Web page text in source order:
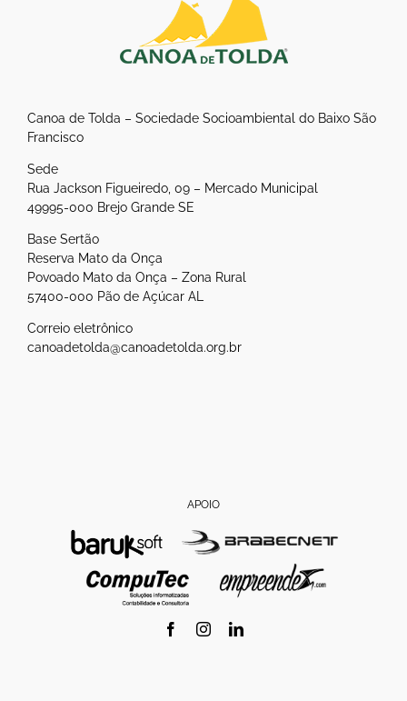
Canoa de Tolda – Sociedade Socioambiental do Baixo São
Francisco
Sede
Rua Jackson Figueiredo, 09 – Mercado Municipal
49995-000 Brejo Grande SE
Base Sertão
Reserva Mato da Onça
Povoado Mato da Onça – Zona Rural
57400-000 Pão de Açúcar AL
Correio eletrônico
canoadetolda@canoadetolda.org.br
APOIO
FacebookInstagramLinkedIn